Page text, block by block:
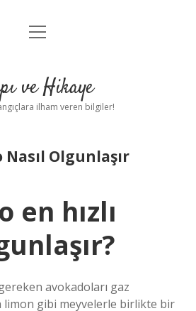
Anasayfa
Yasal Uyarı
menüyü
ve Hikaye
ilham veren bilgiler!
Olgunlaşır
en hızlı
avokadoları gaz
limon gibi meyvelerle birlikte bir